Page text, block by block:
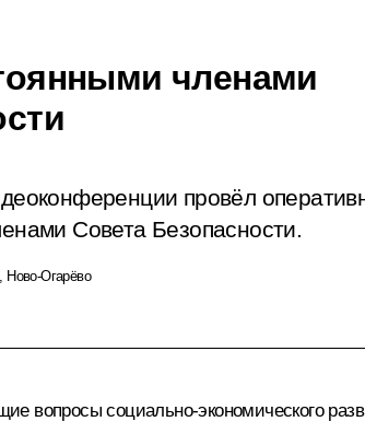
членами
провёл
Совета Безопасности.
Ново-Огарёво
вопросы социально-экономического